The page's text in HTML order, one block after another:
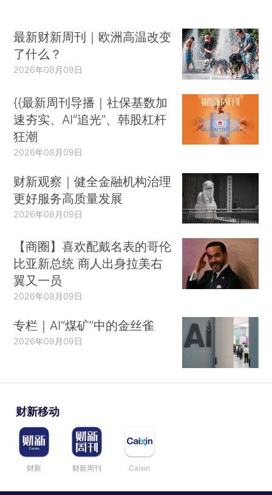
最新财新周刊｜欧洲高温改变
了什么？
2026年08月09日
{{最新周刊导播｜社保基数加
速夯实、AI“追光”、韩股杠杆
狂潮
2026年08月09日
财新观察｜健全金融机构治理
更好服务高质量发展
2026年08月09日
【商圈】喜欢配戴名表的哥伦
比亚新总统 商人出身拉美右
翼又一员
2026年08月09日
专栏｜AI“煤矿”中的金丝雀
2026年08月09日
财新移动
财新 财新周刊 Caixin